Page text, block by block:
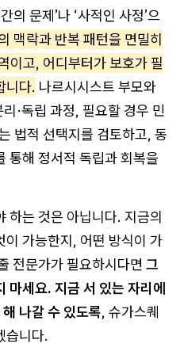
의 문제’나 ‘사적인 사정’으
맥락과 반복 패턴을 면밀히
이고, 어디부터가 보호가 필
니다. 나르시시스트 부모와
·독립 과정, 필요할 경우 민
법적 선택지를 검토하고, 동
통해 정서적 독립과 회복을
하는 것은 아닙니다. 지금의
가능한지, 어떤 방식이 가
전문가가 필요하시다면 그
마세요. 지금 서 있는 자리에
나갈 수 있도록, 슈가스퀘
습니다.